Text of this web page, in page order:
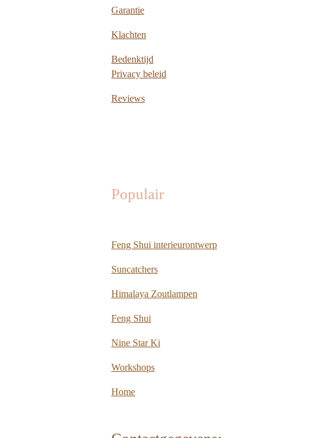
Garantie
Klachten
Bedenktijd
Privacy beleid
Reviews
Populair
Feng Shui interieurontwerp
Suncatchers
Himalaya Zoutlampen
Feng Shui
Nine Star Ki
Workshops
Home